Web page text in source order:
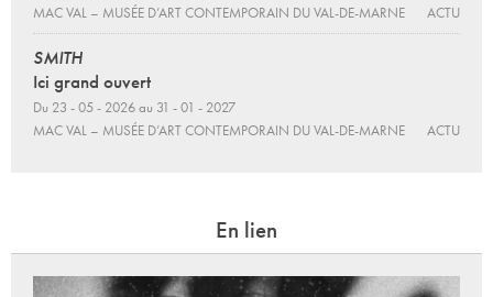
MAC VAL – MUSÉE D’ART CONTEMPORAIN DU VAL-DE-MARNE
ACTU
SMITH
Ici grand ouvert
Du 23 - 05 - 2026 au 31 - 01 - 2027
MAC VAL – MUSÉE D’ART CONTEMPORAIN DU VAL-DE-MARNE
ACTU
En lien